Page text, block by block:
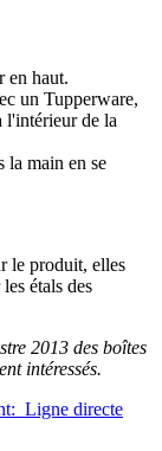
en haut.
un Tupperware,
l'intérieur de la
la main en se
le produit, elles
étals des
2013 des boîtes
intéressés.
Ligne directe